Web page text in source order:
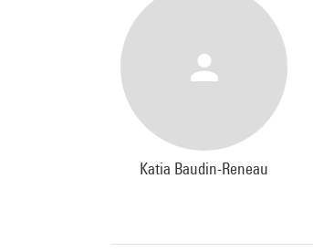
Katia Baudin-Reneau